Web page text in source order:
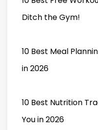
Ditch the Gym!
10 Best Meal
in 2026
10 Best Nutrition
You in 2026